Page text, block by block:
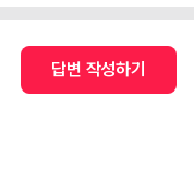
답변 작성하기